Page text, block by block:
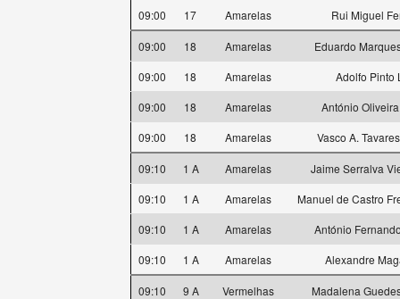
09:00
17 Amarelas Rui Miguel
09:00 18 Amarelas
Eduardo
09:00
18 Amarelas
Adolfo Pinto
09:00
18 Amarelas
António
09:00
18 Amarelas Vasco A.
09:10 1 A Amarelas
Jaime Serralva
09:10
1 A Amarelas
Manuel de Castro
09:10
1 A Amarelas
António
09:10
1 A Amarelas Alexandre
09:10 9 A Vermelhas
Madalena